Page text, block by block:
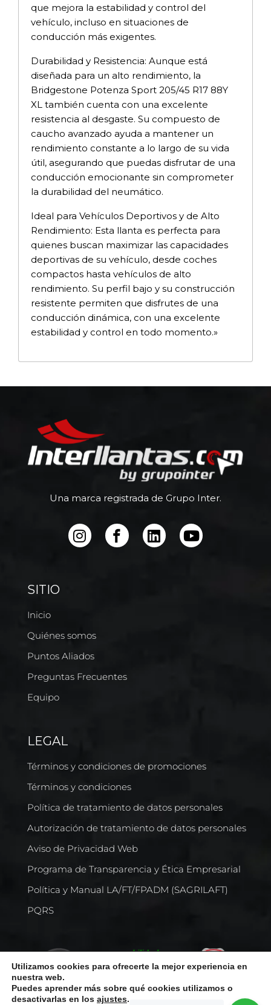
que mejora la estabilidad y control del
vehículo, incluso en situaciones de
conducción más exigentes.
Durabilidad y Resistencia: Aunque está
diseñada para un alto rendimiento, la
Bridgestone Potenza Sport 205/45 R17 88Y
XL también cuenta con una excelente
resistencia al desgaste. Su compuesto de
caucho avanzado ayuda a mantener un
rendimiento constante a lo largo de su vida
útil, asegurando que puedas disfrutar de una
conducción emocionante sin comprometer
la durabilidad del neumático.
Ideal para Vehículos Deportivos y de Alto
Rendimiento: Esta llanta es perfecta para
quienes buscan maximizar las capacidades
deportivas de su vehículo, desde coches
compactos hasta vehículos de alto
rendimiento. Su perfil bajo y su construcción
resistente permiten que disfrutes de una
conducción dinámica, con una excelente
estabilidad y control en todo momento.»
Una marca registrada de Grupo Inter.
SITIO
Inicio
Quiénes somos
Puntos Aliados
Preguntas Frecuentes
Equipo
LEGAL
Términos y condiciones de promociones
Términos y condiciones
Política de tratamiento de datos personales
Autorización de tratamiento de datos personales
Aviso de Privacidad Web
Programa de Transparencia y Ética Empresarial
Política y Manual LA/FT/FPADM (SAGRILAFT)
PQRS
Utilizamos cookies para ofrecerte la mejor experiencia en
nuestra web.
Puedes aprender más sobre qué cookies utilizamos o
desactivarlas en los ajustes.